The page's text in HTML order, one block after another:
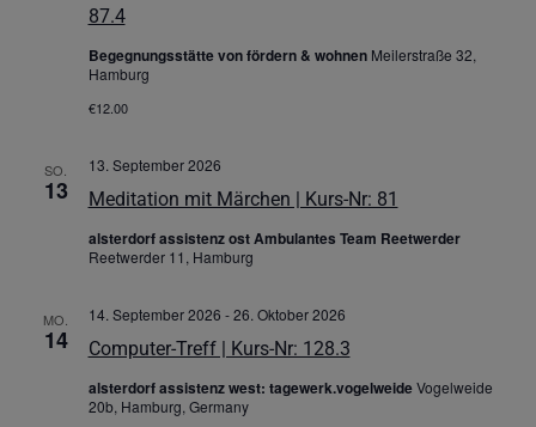
87.4
Begegnungsstätte von fördern & wohnen Meilerstraße 32,
Hamburg
€12.00
SO.
13 Meditation mit Märchen | Kurs-Nr: 81
13. September 2026
alsterdorf assistenz ost Ambulantes Team Reetwerder
Reetwerder 11, Hamburg
MO.
14 Computer-Treff | Kurs-Nr: 128.3
14. September 2026 -26. Oktober 2026
alsterdorf assistenz west: tagewerk.vogelweideVogelweide
20b, Hamburg, Germany